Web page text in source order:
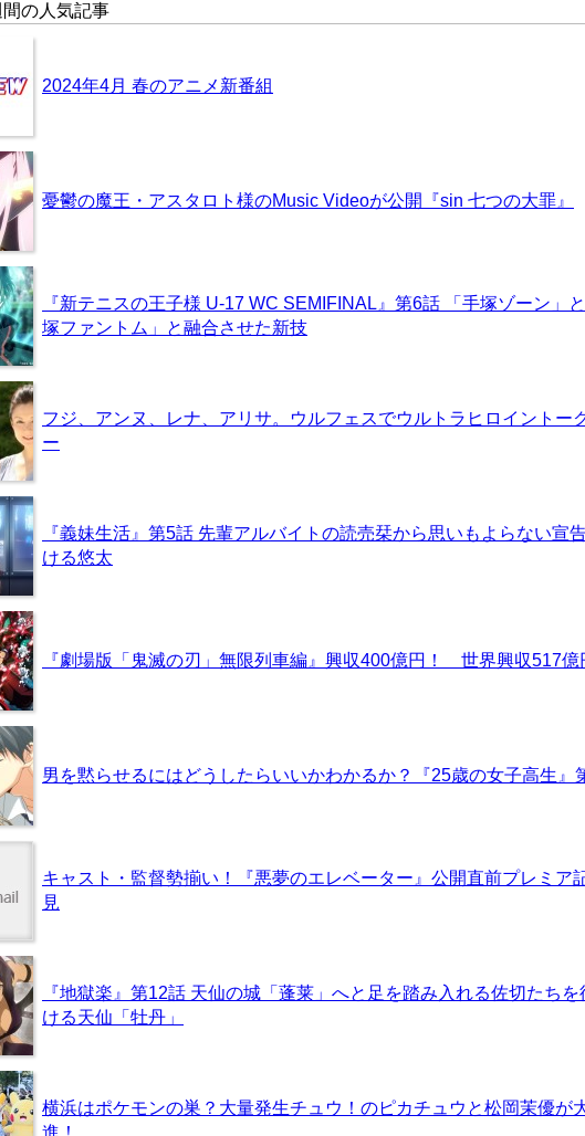
の人気記事
2024年4月 春のアニメ新番組
憂鬱の魔王・アスタロト様のMusic Videoが公開『sin 七つの大罪』
『新テニスの王子様 U-17 WC SEMIFINAL』第6話 「手塚ゾーン」
塚ファントム」と融合させた新技
フジ、アンヌ、レナ、アリサ。ウルフェスでウルトラヒロイントー
ー
『義妹生活』第5話 先輩アルバイトの読売栞から思いもよらない宣
ける悠太
『劇場版「鬼滅の刃」無限列車編』興収400億円！ 世界興収517億
男を黙らせるにはどうしたらいいかわかるか？『25歳の女子高生』
キャスト・監督勢揃い！『悪夢のエレベーター』公開直前プレミア
見
『地獄楽』第12話 天仙の城「蓬莱」へと足を踏み入れる佐切たちを
ける天仙「牡丹」
横浜はポケモンの巣？大量発生チュウ！のピカチュウと松岡茉優が
進！